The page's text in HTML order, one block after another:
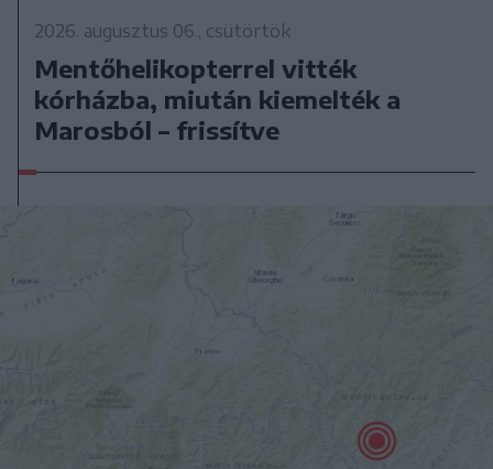
2026. augusztus 06., csütörtök
Mentőhelikopterrel vitték
kórházba, miután kiemelték a
Marosból – frissítve